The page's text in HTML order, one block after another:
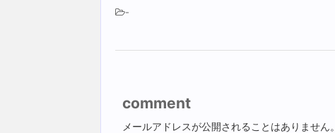
-
comment
メールアドレスが公開されることはありません。